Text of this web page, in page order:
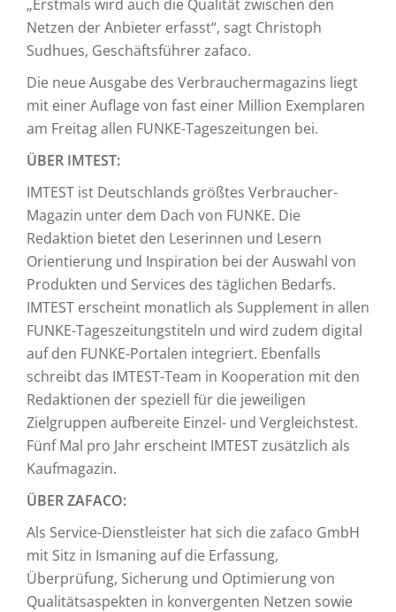
„Erstmals wird auch die Qualität zwischen den
Netzen der Anbieter erfasst“, sagt Christoph
Sudhues, Geschäftsführer zafaco.
Die neue Ausgabe des Verbrauchermagazins liegt
mit einer Auflage von fast einer Million Exemplaren
am Freitag allen FUNKE-Tageszeitungen bei.
ÜBER IMTEST:
IMTEST ist Deutschlands größtes Verbraucher-
Magazin unter dem Dach von FUNKE. Die
Redaktion bietet den Leserinnen und Lesern
Orientierung und Inspiration bei der Auswahl von
Produkten und Services des täglichen Bedarfs.
IMTEST erscheint monatlich als Supplement in allen
FUNKE-Tageszeitungstiteln und wird zudem digital
auf den FUNKE-Portalen integriert. Ebenfalls
schreibt das IMTEST-Team in Kooperation mit den
Redaktionen der speziell für die jeweiligen
Zielgruppen aufbereite Einzel- und Vergleichstest.
Fünf Mal pro Jahr erscheint IMTEST zusätzlich als
Kaufmagazin.
ÜBER ZAFACO:
Als Service-Dienstleister hat sich die zafaco GmbH
mit Sitz in Ismaning auf die Erfassung,
Überprüfung, Sicherung und Optimierung von
Qualitätsaspekten in konvergenten Netzen sowie